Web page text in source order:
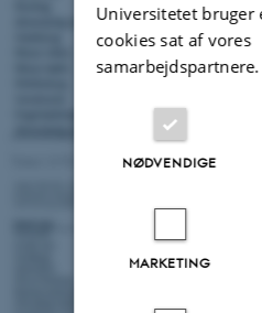
Tabel 2170.103.B Enstjernearterne
Universitetet bruger
cookies sat af vores
samarbejdspartnere.
NØDVENDIGE
MARKETING